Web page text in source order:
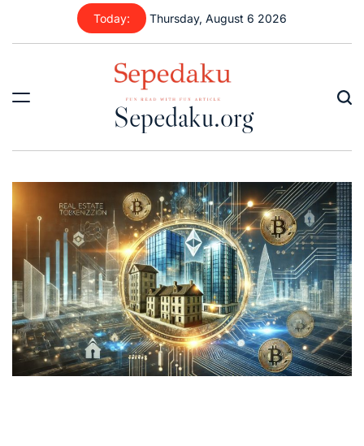
content
Today: Thursday, August 6 2026
Sepedaku.org